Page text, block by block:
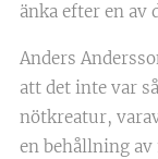
änka efter en av
Anders
att det inte var
nötkreatur,
en behållning av